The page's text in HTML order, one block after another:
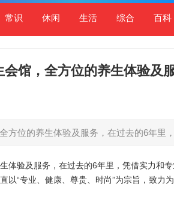
常识 休闲 生活 综合 百科
馆，全方位的养生体验及
方位的养生体验及服务，在过去的6年里
体验及服务，在过去的6年里，凭借实力和
以“专业、健康、尊贵、时尚”为宗旨，致力